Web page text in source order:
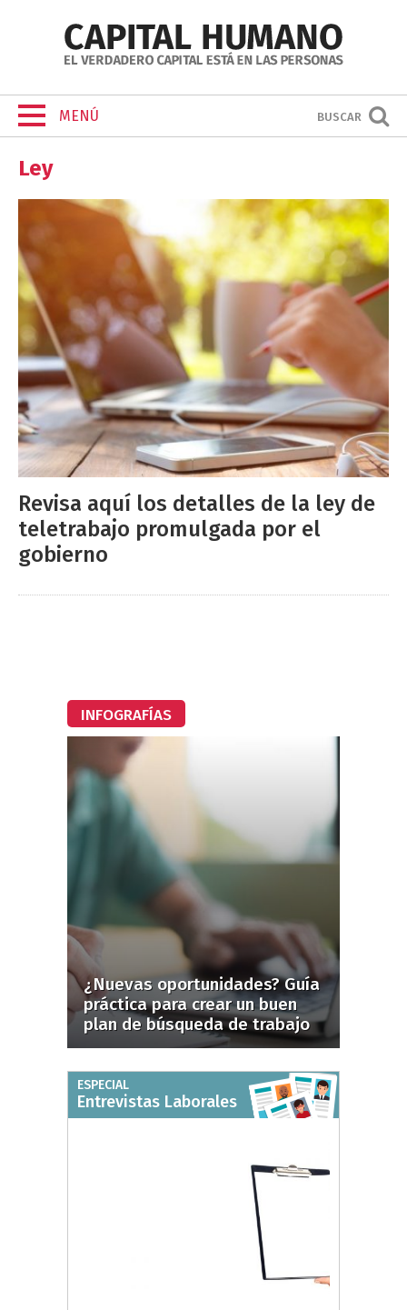
MENÚ BUSCAR
Ley
Revisa aquí los detalles de la ley de
teletrabajo promulgada por el
gobierno
INFOGRAFÍAS
¿Nuevas oportunidades? Guía
práctica para crear un buen
plan de búsqueda de trabajo
ESPECIAL
Entrevistas Laborales